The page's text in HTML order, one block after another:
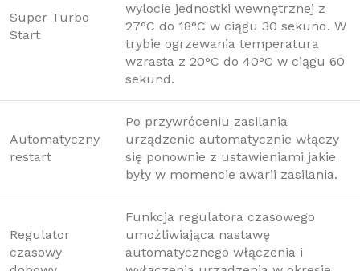
Super Turbo
Start
wylocie jednostki wewnętrznej z
27°C do 18°C w ciągu 30 sekund. W
trybie ogrzewania temperatura
wzrasta z 20°C do 40°C w ciągu 60
sekund.
Automatyczny
restart
Po przywróceniu zasilania
urządzenie automatycznie włączy
się ponownie z ustawieniami jakie
były w momencie awarii zasilania.
Regulator
czasowy
Funkcja regulatora czasowego
umożliwiająca nastawę
automatycznego włączenia i